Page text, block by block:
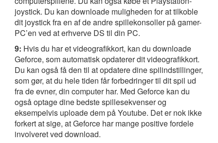
joystick. Du kan downloade muligheden for at tilkoble
dit joystick fra en af de andre spillekonsoller på gamer-
PC’en ved at erhverve DS til din PC.
9: Hvis du har et videografikkort, kan du downloade
Geforce, som automatisk opdaterer dit videografikkort.
Du kan også få den til at opdatere dine spilindstillinger,
som gør, at du hele tiden får forbedringer til dit spil ud
fra de evner, din computer har. Med Geforce kan du
også optage dine bedste spillesekvenser og
eksempelvis uploade dem på Youtube. Det er nok ikke
forkert at sige, at Geforce har mange positive fordele
involveret ved download.